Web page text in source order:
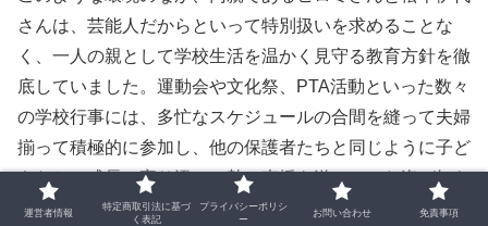
さんは、芸能人だからといって特別扱いを求めることな
く、一人の親として学校生活を温かく見守る教育方針を徹
底していました。運動会や文化祭、PTA活動といった数々
の学校行事には、多忙なスケジュールの合間を縫って夫婦
揃って積極的に参加し、他の保護者たちと同じように子ど
もたちの成長に寄り添い、熱い声援を送っていた姿が知ら
れています。
運営者情報
特定商取引法に基づ
く表記
プライバシーポリシ
ー
お問い合わせ 免責事項